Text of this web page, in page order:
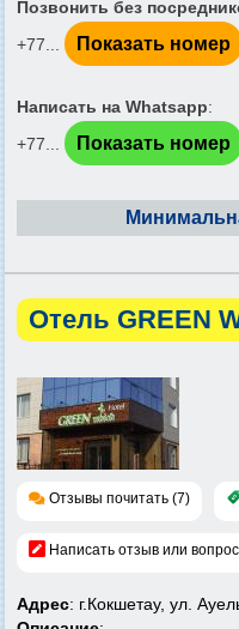
Позвонить без
+77...
Показать номер
Написать на Whatsapp:
+77...
Показать номер
Отель GREEN
Отзывы почитать (7)
Написать отзыв или вопрос
Адрес: г.Кокшетау, ул.